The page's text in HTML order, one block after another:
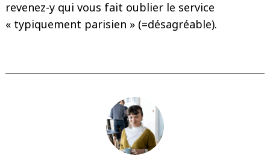
revenez-y qui vous fait oublier le service
« typiquement parisien » (=désagréable).